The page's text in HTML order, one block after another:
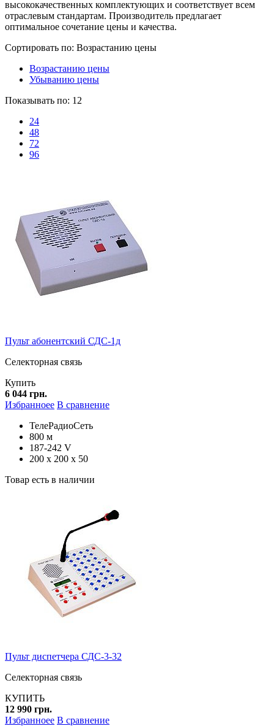
высококачественных комплектующих и соответствует всем
отраслевым стандартам. Производитель предлагает
оптимальное сочетание цены и качества.
Сортировать по: Возрастанию цены
Возрастанию цены
Убыванию цены
Показывать по: 12
24
48
72
96
Пульт абонентский СДС-1д
Селекторная связь
Купить
6 044 грн.
Избранноее В сравнение
ТелеРадиоСеть
800 м
187-242 V
200 х 200 х 50
Товар есть в наличии
Пульт диспетчера СДС-3-32
Селекторная связь
КУПИТЬ
12 990 грн.
Избранноее В сравнение